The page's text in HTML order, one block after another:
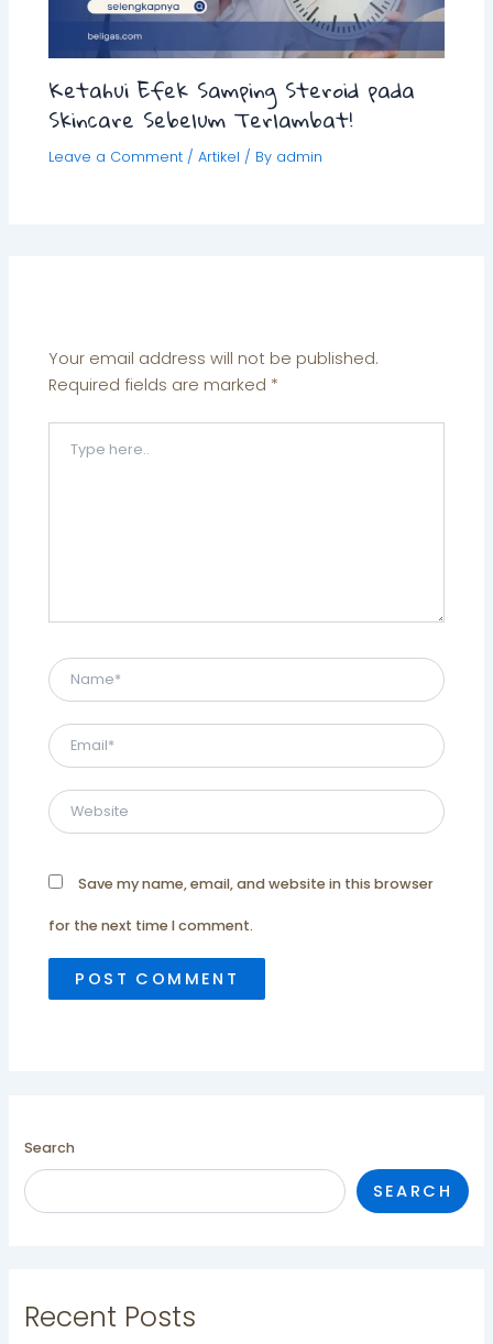
Ketahui Efek Samping Steroid pada
Skincare Sebelum Terlambat!
Leave a Comment /Artikel / By admin
Your email address will not be published.
Required fields are marked *
Type
Name*
Email*
Website
Save my name, email, and website in this browser
for the next time I comment.
Search
SEARCH
Recent Posts